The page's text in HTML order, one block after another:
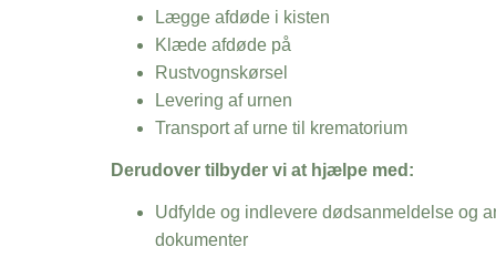
Lægge afdøde i kisten
Klæde afdøde på
Rustvognskørsel
Levering af urnen
Transport af urne til krematorium
Derudover tilbyder vi at hjælpe med:
Udfylde og indlevere dødsanmeldelse og
dokumenter